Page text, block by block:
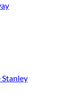
Stanley